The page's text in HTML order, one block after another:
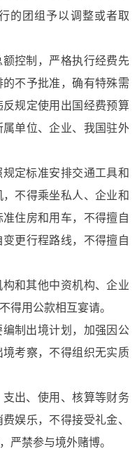
的团组予以调整或者取
控制，严格执行经费先
不予批准，确有特殊需
规定使用出国经费预算
单位、企业、我国驻外
定标准安排交通工具和
不得乘坐私人、企业和
住房和用车，不得擅自
更行程路线，不得擅自
和其他中资机构、企业
得用公款相互宴请。
制出境计划，加强因公
考察，不得组织无实质
出、使用、核算等财务
娱乐，不得接受礼金、
严禁参与境外赌博。